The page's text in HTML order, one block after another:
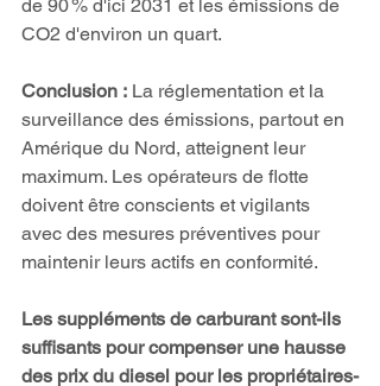
de 90 % d'ici 2031 et les émissions de
CO2 d'environ un quart.
Conclusion : La réglementation et la
surveillance des émissions, partout en
Amérique du Nord, atteignent leur
maximum. Les opérateurs de flotte
doivent être conscients et vigilants
avec des mesures préventives pour
maintenir leurs actifs en conformité.
Les suppléments de carburant sont-ils
suffisants pour compenser une hausse
des prix du diesel pour les propriétaires-